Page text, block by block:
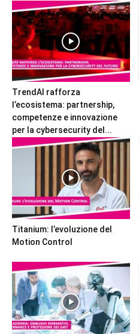
TrendAI rafforza
l’ecosistema: partnership,
competenze e innovazione
per la cybersecurity del...
Titanium: l’evoluzione del
Motion Control